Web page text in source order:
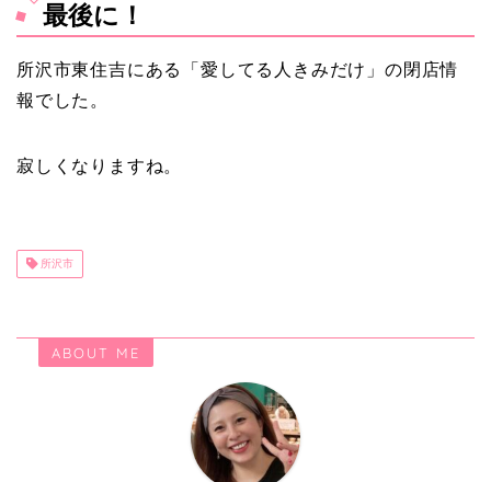
最後に！
所沢市東住吉にある「愛してる人きみだけ」の閉店情
報でした。
寂しくなりますね。
所沢市
ABOUT ME